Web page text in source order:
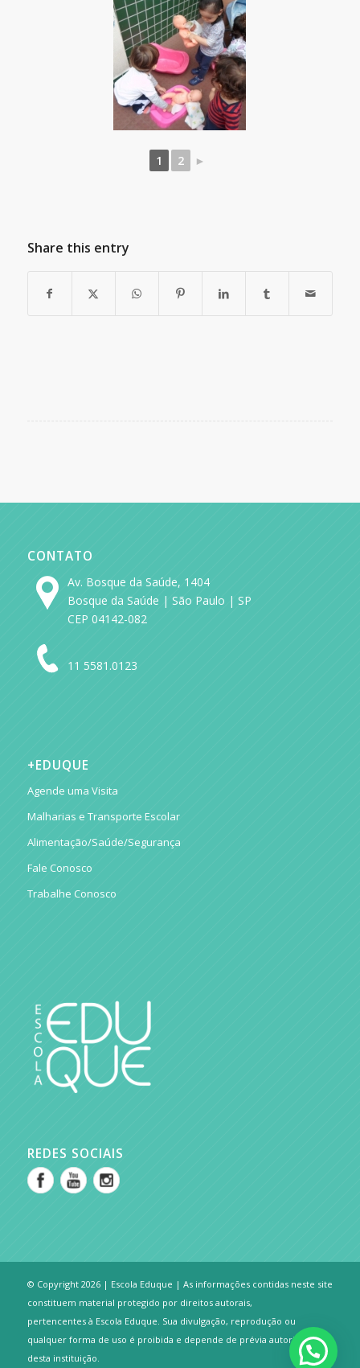
1 2 ►
Share this entry
CONTATO
Av. Bosque da Saúde, 1404
Bosque da Saúde | São Paulo | SP
CEP 04142-082
11 5581.0123
+EDUQUE
Agende uma Visita
Malharias e Transporte Escolar
Alimentação/Saúde/Segurança
Fale Conosco
Trabalhe Conosco
REDES SOCIAIS
© Copyright 2026 | Escola Eduque | As informações contidas neste site
constituem material protegido por direitos autorais,
pertencentes à Escola Eduque. Sua divulgação, reprodução ou
qualquer forma de uso é proibida e depende de prévia autorização
desta instituição.